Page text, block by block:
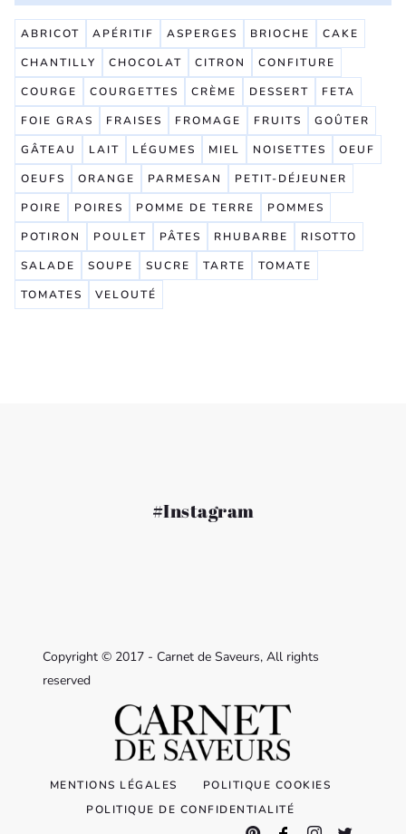
ABRICOT APÉRITIF ASPERGES BRIOCHE
CAKE
CHANTILLY
CHOCOLAT CITRON
CONFITURE
COURGE
COURGETTES CRÈME DESSERT
FETA
FOIE GRAS
FRAISES FROMAGE FRUITS
GOÛTER
GÂTEAU
LAIT LÉGUMES MIEL NOISETTES
OEUF
OEUFS
ORANGE PARMESAN
PETIT-DÉJEUNER
POIRE
POIRES POMME DE TERRE
POMMES
POTIRON
POULET PÂTES RHUBARBE
RISOTTO
SALADE
SOUPE SUCRE TARTE
TOMATE
TOMATES
VELOUTÉ
#Instagram
Copyright © 2017 - Carnet de Saveurs, All rights
reserved
MENTIONS LÉGALES
POLITIQUE COOKIES
POLITIQUE DE CONFIDENTIALITÉ